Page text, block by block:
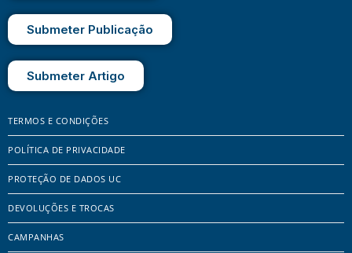
Submeter Publicação
Submeter Artigo
TERMOS E CONDIÇÕES
POLÍTICA DE PRIVACIDADE
PROTEÇÃO DE DADOS UC
DEVOLUÇÕES E TROCAS
CAMPANHAS